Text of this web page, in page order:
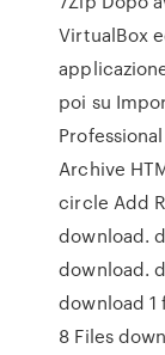
VirtualBox
poi su
Archive
circle Add
download.
download.
download 1
8 Files